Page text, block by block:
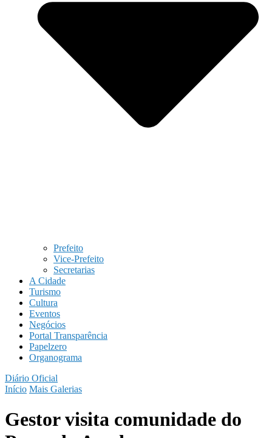
Prefeito
Vice-Prefeito
Secretarias
A Cidade
Turismo
Cultura
Eventos
Negócios
Portal Transparência
Papelzero
Organograma
Diário Oficial
Início Mais Galerias
Gestor visita comunidade do